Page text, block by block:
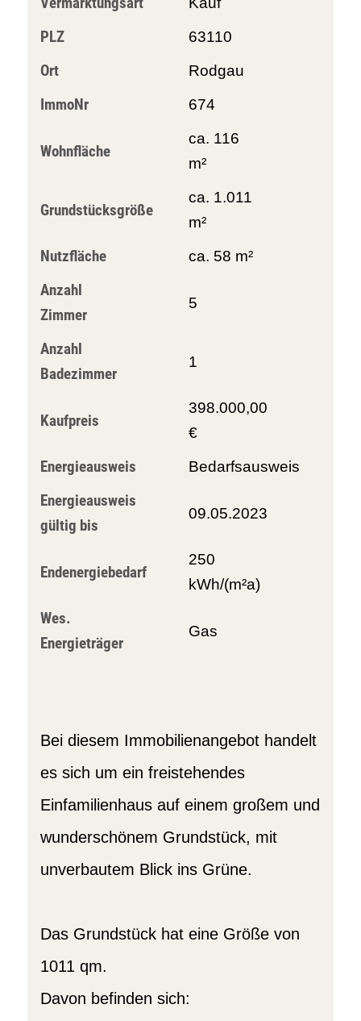
PLZ 63110
Ort Rodgau
ImmoNr 674
Wohnfläche
ca. 116
m²
Grundstücksgröße
ca. 1.011
m²
Nutzfläche ca. 58 m²
Anzahl
Zimmer
5
Anzahl
Badezimmer
1
Kaufpreis
398.000,00
€
Energieausweis Bedarfsausweis
Energieausweis
gültig bis
09.05.2023
Endenergiebedarf
250
kWh/(m²a)
Wes.
Energieträger
Gas
Bei diesem Immobilienangebot handelt
es sich um ein freistehendes
Einfamilienhaus auf einem großem und
wunderschönem Grundstück, mit
unverbautem Blick ins Grüne.
Das Grundstück hat eine Größe von
1011 qm.
Davon befinden sich: